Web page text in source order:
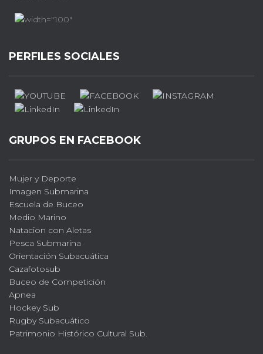
PERFILES SOCIALES
GRUPOS EN FACEBOOK
Mujer y Deporte
Imagen Submarina
Escuela de Buceo
Medio Marino
Natacion con Aletas
Pesca Submarina
Orientación Subacuática
Cazafotosub
Buceo de Competición
Apnea
Hockey Sub
Rugby Subacuático
Patrimonio Histórico Cultural Sub.